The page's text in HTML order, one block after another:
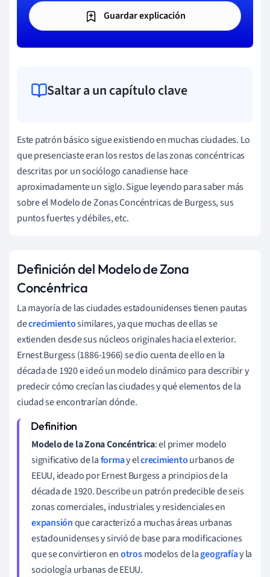
Guardar explicación
Saltar a un capítulo clave
Este patrón básico sigue existiendo en muchas ciudades. Lo
que presenciaste eran los restos de las zonas concéntricas
descritas por un sociólogo canadiense hace
aproximadamente un siglo. Sigue leyendo para saber más
sobre el Modelo de Zonas Concéntricas de Burgess, sus
puntos fuertes y débiles, etc.
Definición del Modelo de Zona
Concéntrica
La mayoría de las ciudades estadounidenses tienen pautas
decrecimientosimilares, ya que muchas de ellas se
extienden desde sus núcleos originales hacia el exterior.
Ernest Burgess (1886-1966) se dio cuenta de ello en la
década de 1920 e ideó un modelo dinámico para describir y
predecir cómo crecían las ciudades y qué elementos de la
ciudad se encontrarían dónde.
Modelo de la Zona Concéntrica: el primer modelo
significativo de laformay elcrecimientourbanos de
EEUU, ideado por Ernest Burgess a principios de la
década de 1920. Describe un patrón predecible de seis
zonas comerciales, industriales y residenciales en
expansiónque caracterizó a muchas áreas urbanas
estadounidenses y sirvió de base para modificaciones
que se convirtieron enotrosmodelos de lageografíay la
sociología urbanas de EEUU.